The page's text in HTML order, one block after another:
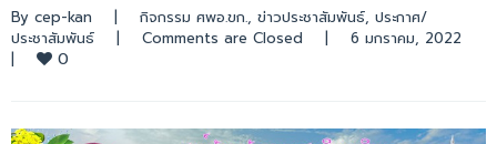
By cep-kan กิจกรรม ศพอ.ขก., ข่าวประชาสัมพันธ์, ประกาศ/
ประชาสัมพันธ์
Comments are Closed
0